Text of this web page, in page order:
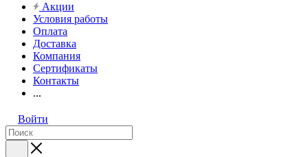
Акции
Условия работы
Оплата
Доставка
Компания
Сертификаты
Контакты
...
Войти